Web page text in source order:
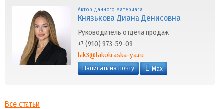
Автор данного материала
Князькова Диана Денисовна
Руководитель отдела продаж
+7 (910) 973-59-09
lak3@lakokraska-ya.ru
Написать на почту Max
Все статьи